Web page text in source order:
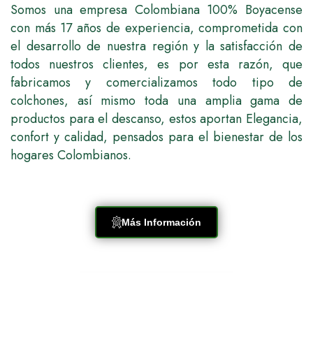
Somos una empresa Colombiana 100% Boyacense
con más 17 años de experiencia, comprometida con
el desarrollo de nuestra región y la satisfacción de
todos nuestros clientes, es por esta razón, que
fabricamos y comercializamos todo tipo de
colchones, así mismo toda una amplia gama de
productos para el descanso, estos aportan Elegancia,
confort y calidad, pensados para el bienestar de los
hogares Colombianos.
Más Información